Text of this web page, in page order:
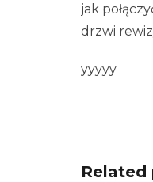
jak
drzwi
yyyyy
Related